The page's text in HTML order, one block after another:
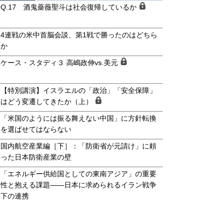
Q.17 酒鬼薔薇聖斗は社会復帰しているか
4連戦の米中首脳会談、第1戦で勝ったのはどちら
か
ケース・スタディ３ 高嶋政伸vs.美元
【特別講演】イスラエルの「政治」「安全保障」
はどう変遷してきたか（上）
「米国のようには振る舞えない中国」に方針転換
を選ばせてはならない
国内航空産業編［下］：「防衛省が元請け」に頼
った日本防衛産業の壁
「エネルギー供給国としての東南アジア」の重要
性と抱える課題――日本に求められるイラン戦争
下の連携